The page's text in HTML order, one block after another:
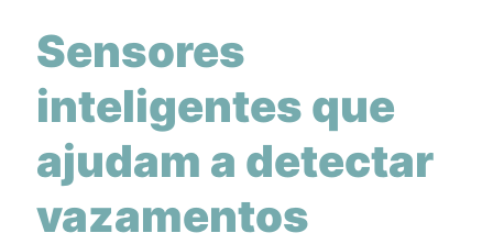
Sensores
inteligentes que
ajudam a detectar
vazamentos